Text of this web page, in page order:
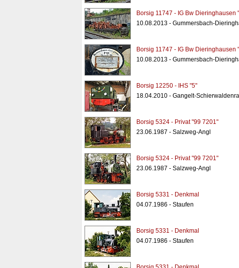
Borsig 11747 - IG Bw Dieringhausen
10.08.2013 - Gummersbach-
Borsig 11747 - IG Bw Dieringhausen
10.08.2013 - Gummersbach-
Borsig 12250 - IHS "5"
18.04.2010 - Gangelt-
Borsig 5324 - Privat "99 7201"
23.06.1987 - Salzweg-Angl
Borsig 5324 - Privat "99 7201"
23.06.1987 - Salzweg-Angl
Borsig 5331 - Denkmal
04.07.1986 - Staufen
Borsig 5331 - Denkmal
04.07.1986 - Staufen